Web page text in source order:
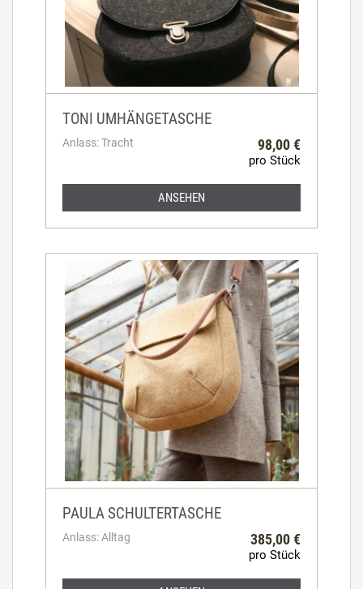
TONI UMHÄNGETASCHE
Anlass: Tracht 98,00 €
pro Stück
ANSEHEN
PAULA SCHULTERTASCHE
Anlass: Alltag 385,00 €
pro Stück